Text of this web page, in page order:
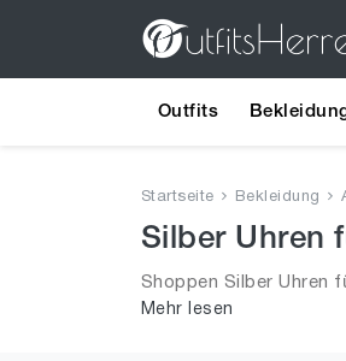
Outfits
Startseite Bekleidung
Silber Uhren
Shoppen Silber Uhren
Männer!
Mehr lesen